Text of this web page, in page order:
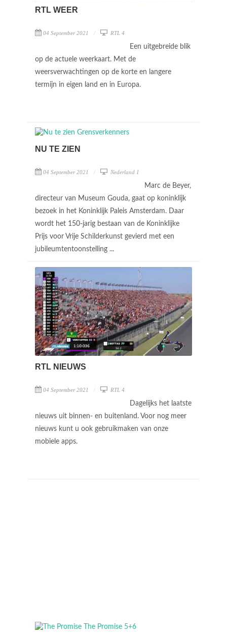
RTL WEER
04 September 2021 RTL 4
Een uitgebreide blik
op de actuele weerkaart. Met de
weersverwachtingen op de korte en langere
termijn in eigen land en in Europa.
NU TE ZIEN
04 September 2021 Nederland 1
Marc de Beyer,
directeur van Museum Gouda, gaat op koninklijk
bezoek in het Koninklijk Paleis Amsterdam. Daar
wordt het 150-jarig bestaan van de Koninklijke
Prijs voor Vrije Schilderkunst gevierd met een
jubileumtentoonstelling ...
RTL NIEUWS
04 September 2021 RTL 4
Dagelijks het laatste
nieuws uit binnen- en buitenland. Voor nog meer
nieuws kunt u ook gebruikmaken van onze
mobiele apps.